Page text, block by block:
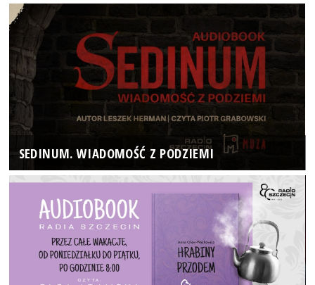
SEDINUM. WIADOMOŚĆ Z PODZIEMI